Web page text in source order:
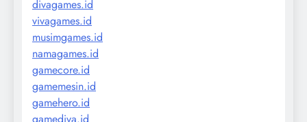
divagames.id
vivagames.id
musimgames.id
namagames.id
gamecore.id
gamemesin.id
gamehero.id